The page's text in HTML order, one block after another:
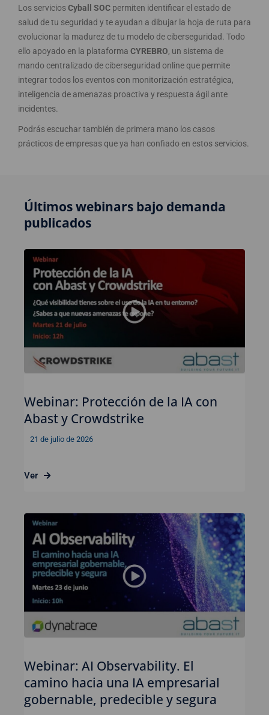
Los serviciosCyball SOC permiten identificar el estado de
salud de tu seguridad y te ayudan a dibujar la hoja de ruta para
evolucionar la madurez de tu modelo de ciberseguridad. Todo
ello apoyado en la plataforma CYREBRO, un sistema de
mando centralizado de ciberseguridad online que permite
integrar todos los eventos con monitorización estratégica,
inteligencia de amenazas proactiva y respuesta ágil ante
incidentes.
Podrás escuchar también de primera mano los casos
prácticos de empresas que ya han confiado en estos servicios.
Últimos webinars bajo demanda
publicados
Webinar: Protección de la IA con
Abast y Crowdstrike
21 de julio de 2026
Ver
Webinar: AI Observability. El
camino hacia una IA empresarial
gobernable, predecible y segura